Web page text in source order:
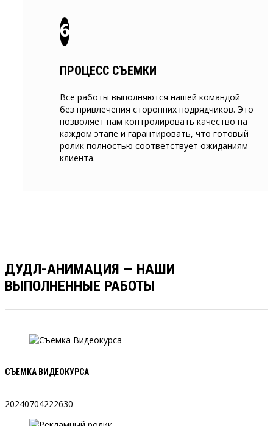
ПРОЦЕСС СЪЕМКИ
Все работы выполняются нашей командой
без привлечения сторонних подрядчиков. Это
позволяет нам контролировать качество на
каждом этапе и гарантировать, что готовый
ролик полностью соответствует ожиданиям
клиента.
ДУДЛ-АНИМАЦИЯ — НАШИ
ВЫПОЛНЕННЫЕ РАБОТЫ
СЪЕМКА ВИДЕОКУРСА
20240704222630